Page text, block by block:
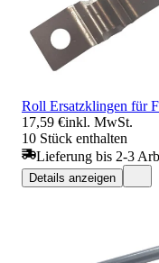
Roll Ersatzklingen für
17,59 €inkl. MwSt.
10 Stück enthalten
Lieferung bis 2-3
Details anzeigen